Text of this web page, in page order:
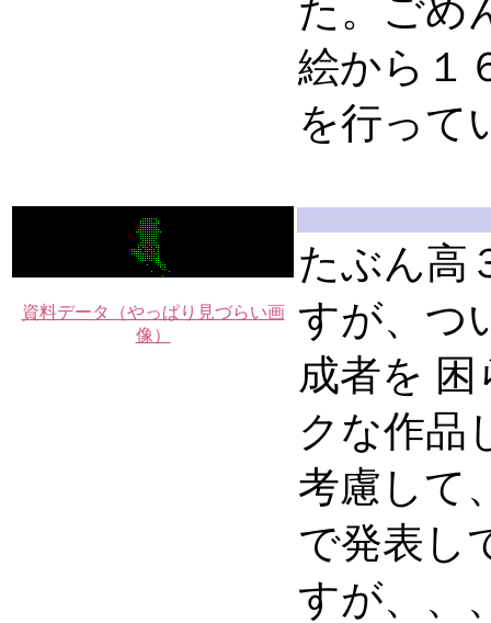
た。ごめ
絵から１
を行って
資料データ（やっぱり見づらい画
像）
たぶん高
すが、つ
成者を
クな作品
考慮して
で発表し
すが、、